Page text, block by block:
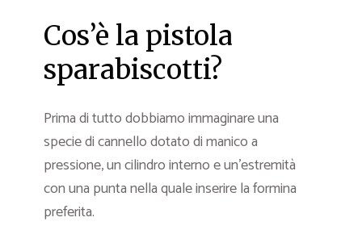
Cos’è la pistola
sparabiscotti?
Prima di tutto dobbiamo immaginare una
specie di cannello dotato di manico a
pressione, un cilindro interno e un’estremità
con una punta nella quale inserire la formina
preferita.